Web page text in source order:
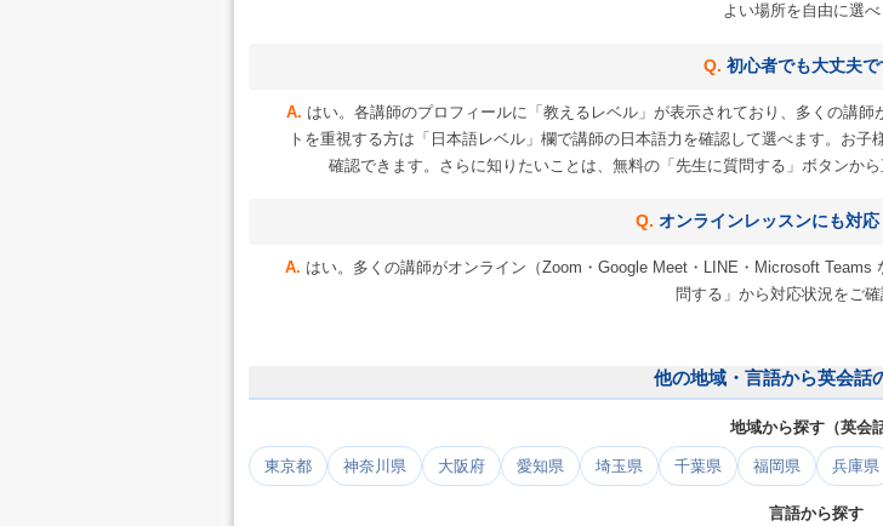
よい場所を自由に選べ
初心者でも大丈夫で
はい。各講師のプロフィールに「教えるレベル」が表示されており、多くの講
トを重視する方は「日本語レベル」欄で講師の日本語力を確認して選べます。お
確認できます。さらに知りたいことは、無料の「先生に質問する」ボタンか
オンラインレッスンにも対応
はい。多くの講師がオンライン（Zoom・Google Meet・LINE・Microsoft
問する」から対応状況をご確
他の地域・言語から英会話
地域から探す（英会話
東京都 神奈川県 大阪府 愛知県 埼玉県 千葉県 福岡県 兵庫県
言語から探す